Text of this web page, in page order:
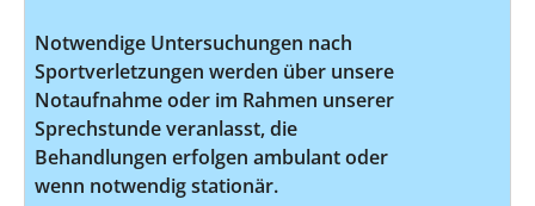
Notwendige Untersuchungen nach
Sportverletzungen werden über unsere
Notaufnahme oder im Rahmen unserer
Sprechstunde veranlasst, die
Behandlungen erfolgen ambulant oder
wenn notwendig stationär.